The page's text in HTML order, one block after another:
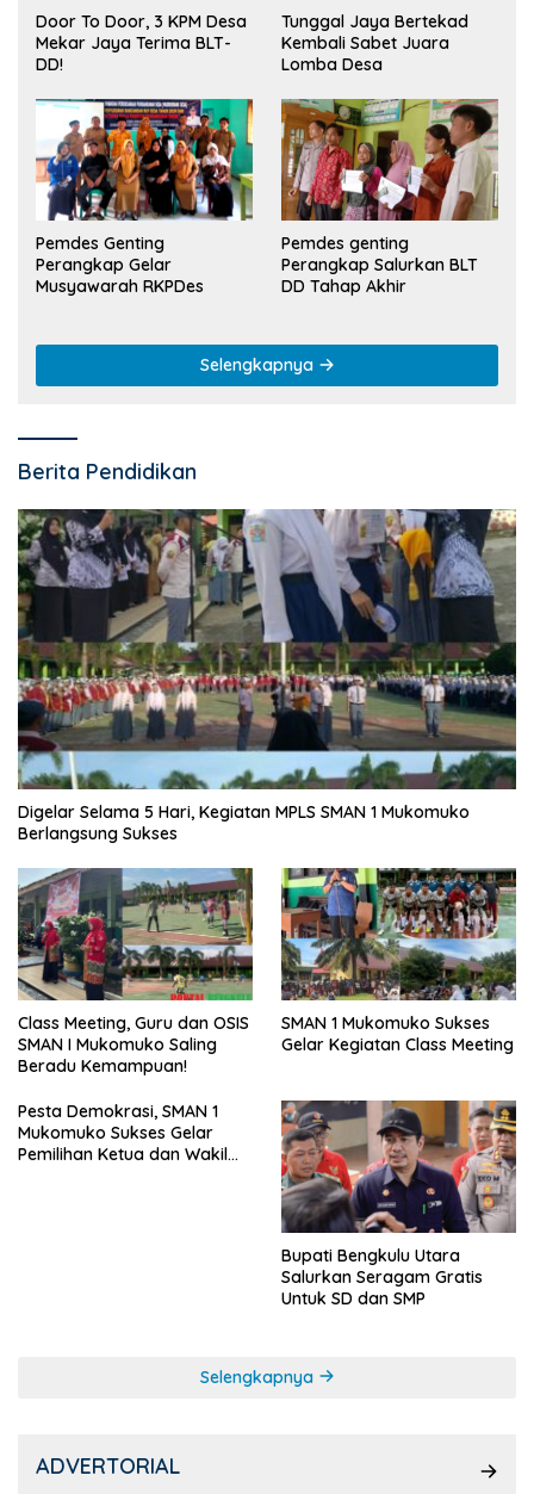
Door To Door, 3 KPM Desa
Mekar Jaya Terima BLT-
DD!
Tunggal Jaya Bertekad
Kembali Sabet Juara
Lomba Desa
Pemdes Genting
Perangkap Gelar
Musyawarah RKPDes
Pemdes genting
Perangkap Salurkan BLT
DD Tahap Akhir
Selengkapnya
Berita Pendidikan
Digelar Selama 5 Hari, Kegiatan MPLS SMAN 1 Mukomuko
Berlangsung Sukses
Class Meeting, Guru dan OSIS
SMAN I Mukomuko Saling
Beradu Kemampuan!
SMAN 1 Mukomuko Sukses
Gelar Kegiatan Class Meeting
Pesta Demokrasi, SMAN 1
Mukomuko Sukses Gelar
Pemilihan Ketua dan Wakil
Bupati Bengkulu Utara
Salurkan Seragam Gratis
Untuk SD dan SMP
Selengkapnya
ADVERTORIAL